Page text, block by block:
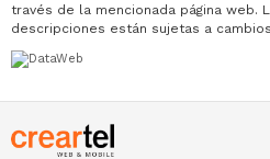
través de la mencionada página web.
descripciones están sujetas a